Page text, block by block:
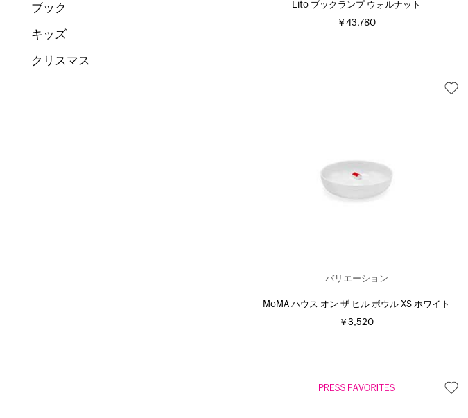
Lito ブックランプ ウォルナット
￥43,780
バリエーション
MoMA ハウス オン ザ ヒル ボウル XS ホワイト
￥3,520
ブック
キッズ
クリスマス